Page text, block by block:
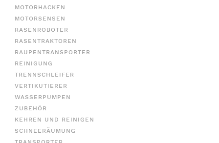
MOTORHACKEN
MOTORSENSEN
RASENROBOTER
RASENTRAKTOREN
RAUPENTRANSPORTER
REINIGUNG
TRENNSCHLEIFER
VERTIKUTIERER
WASSERPUMPEN
ZUBEHÖR
KEHREN UND REINIGEN
SCHNEERÄUMUNG